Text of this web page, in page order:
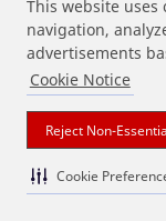
This website uses
navigation,
advertisements
Cookie Notice
Reject Non-
Cookie